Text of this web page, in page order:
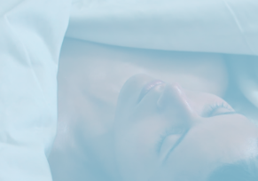
"A nossa plataforma de vídeo a pedido
bem-estar. A flexibilidade do Otto
interface estética que reflectia o que
apoiados desde a fase de definição do
a especialistas editoriais em quem
torna a VOD Factory tão forte. O Otto é
divertida que nos liberta de todas as